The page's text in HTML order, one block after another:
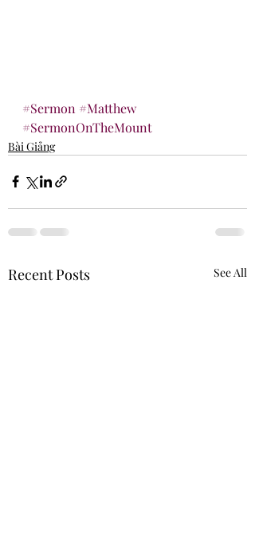
#Sermon #Matthew
#SermonOnTheMount
Bài Giảng
Recent Posts See All